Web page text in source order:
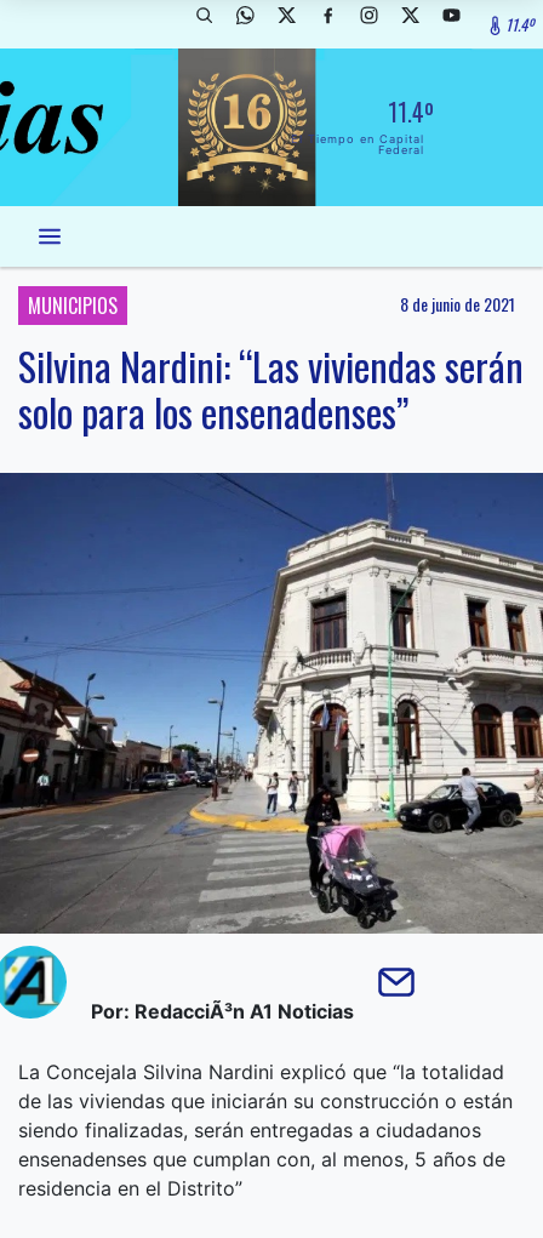
11.4º
11.4º
El Tiempo en Capital
Federal
MUNICIPIOS 8 de junio de 2021
Silvina Nardini: “Las viviendas serán
solo para los ensenadenses”
Por: RedacciÃ³n A1 Noticias
La Concejala Silvina Nardini explicó que “la totalidad
de las viviendas que iniciarán su construcción o están
siendo finalizadas, serán entregadas a ciudadanos
ensenadenses que cumplan con, al menos, 5 años de
residencia en el Distrito”